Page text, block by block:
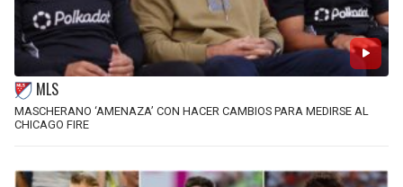
MLS
MASCHERANO ‘AMENAZA’ CON HACER CAMBIOS PARA MEDIRSE AL
CHICAGO FIRE